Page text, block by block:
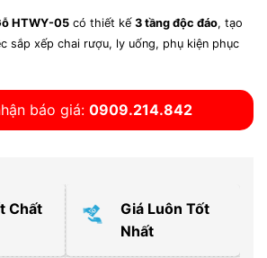
HTWY-05 có thiết kế 3 tầng độc đáo, tạo
sắp xếp chai rượu, ly uống, phụ kiện phục
báo giá: 0909.214.842
Chất
Giá Luôn Tốt
Nhất